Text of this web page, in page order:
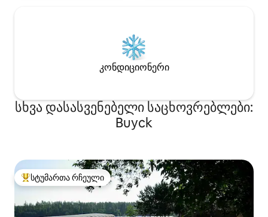
კონდიციონერი
სხვა დასასვენებელი საცხოვრებლები:
Buyck
სტუმართა რჩეული მოწინავე ვარიანტი
სტუმართა რჩეული